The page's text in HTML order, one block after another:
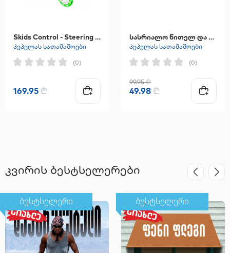
Skids Control - Steering Scooter Lighting Wheels 3 Wheels
პეპელას სათამაშოები
(0)
169.95 ₾
სასრიალო წითელ და ლურჯ ფერებში
პეპელას სათამაშოები
(0)
99.95₾
49.98 ₾
კვირის ბესტსელერები
ბესტსელერი ბესტსელერი